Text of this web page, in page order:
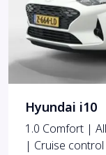
Hyundai i10
1.0 Comfort |
| Cruise control